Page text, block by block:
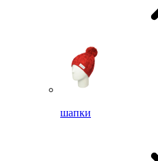
шапки